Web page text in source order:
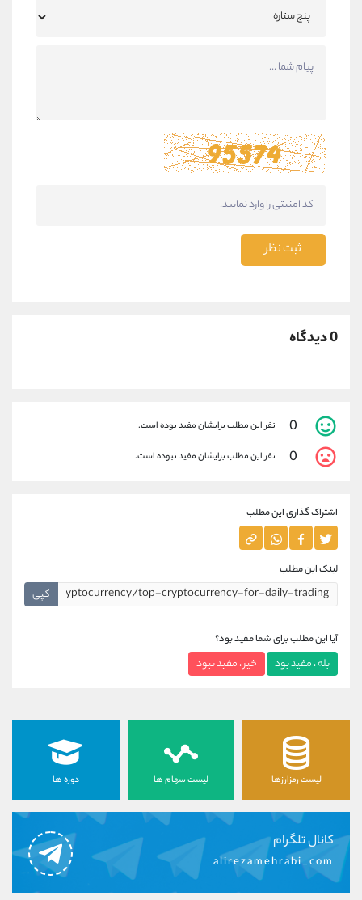
ثبت نظر
0 دیدگاه
0 نفر این مطلب برایشان مفید بوده است.
0 نفر این مطلب برایشان مفید نبوده است.
اشتراک گذاری این مطلب
لینک این مطلب
کپی
آیا این مطلب برای شما مفید بود؟
بله ، مفید بود خیر ، مفید نبود
لیست رمزارزها لیست سهام ها دوره ها
کانال تلگرام
alirezamehrabi_com